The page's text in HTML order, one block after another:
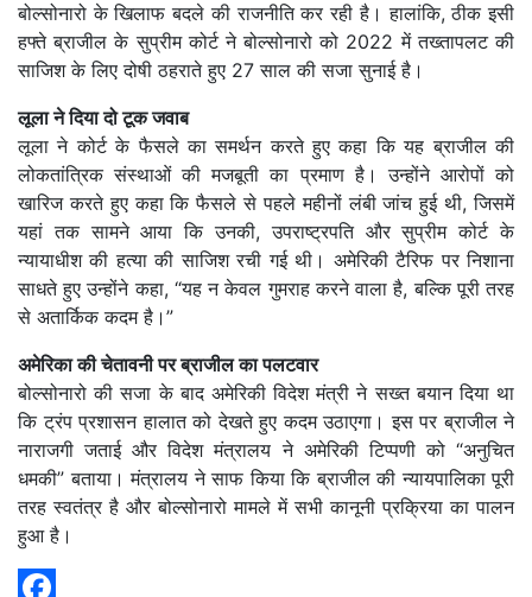
बोल्सोनारो के खिलाफ बदले की राजनीति कर रही है। हालांकि, ठीक इसी
हफ्ते ब्राजील के सुप्रीम कोर्ट ने बोल्सोनारो को 2022 में तख्तापलट की
साजिश के लिए दोषी ठहराते हुए 27 साल की सजा सुनाई है।
लूला ने दिया दो टूक जवाब
लूला ने कोर्ट के फैसले का समर्थन करते हुए कहा कि यह ब्राजील की
लोकतांत्रिक संस्थाओं की मजबूती का प्रमाण है। उन्होंने आरोपों को
खारिज करते हुए कहा कि फैसले से पहले महीनों लंबी जांच हुई थी, जिसमें
यहां तक सामने आया कि उनकी, उपराष्ट्रपति और सुप्रीम कोर्ट के
न्यायाधीश की हत्या की साजिश रची गई थी। अमेरिकी टैरिफ पर निशाना
साधते हुए उन्होंने कहा, “यह न केवल गुमराह करने वाला है, बल्कि पूरी तरह
से अतार्किक कदम है।”
अमेरिका की चेतावनी पर ब्राजील का पलटवार
बोल्सोनारो की सजा के बाद अमेरिकी विदेश मंत्री ने सख्त बयान दिया था
कि ट्रंप प्रशासन हालात को देखते हुए कदम उठाएगा। इस पर ब्राजील ने
नाराजगी जताई और विदेश मंत्रालय ने अमेरिकी टिप्पणी को “अनुचित
धमकी” बताया। मंत्रालय ने साफ किया कि ब्राजील की न्यायपालिका पूरी
तरह स्वतंत्र है और बोल्सोनारो मामले में सभी कानूनी प्रक्रिया का पालन
हुआ है।